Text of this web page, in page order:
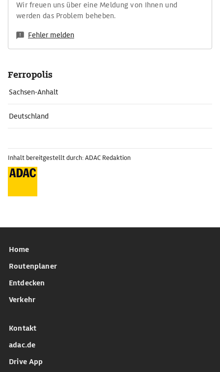
Wir freuen uns über eine Meldung von Ihnen und
werden das Problem beheben.
Fehler melden
Ferropolis
Sachsen-Anhalt
Deutschland
Inhalt bereitgestellt durch: ADAC Redaktion
Home
Routenplaner
Entdecken
Verkehr
Kontakt
adac.de
Drive App